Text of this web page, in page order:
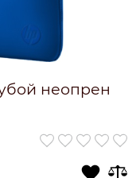
неопрен